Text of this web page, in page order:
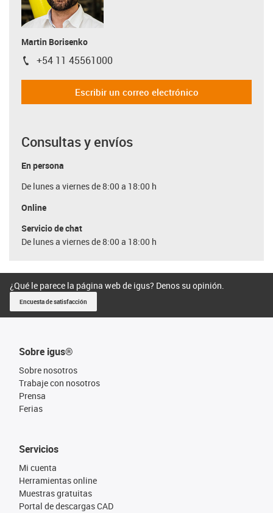
Martin Borisenko
igus-icon-phone
+54 11 45561000
Escribir un correo electrónico
Consultas y envíos
En persona
De lunes a viernes de 8:00 a 18:00 h
Online
Servicio de chat
De lunes a viernes de 8:00 a 18:00 h
¿Qué le parece la página web de igus? Denos su opinión.
Encuesta de satisfacción
Sobre igus®
Sobre nosotros
Trabaje con nosotros
Prensa
Ferias
Servicios
Mi cuenta
Herramientas online
Muestras gratuitas
Portal de descargas CAD